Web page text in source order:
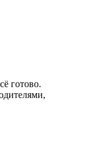
готово.